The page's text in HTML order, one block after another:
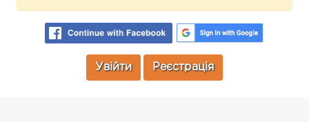
Увійти Реєстрація